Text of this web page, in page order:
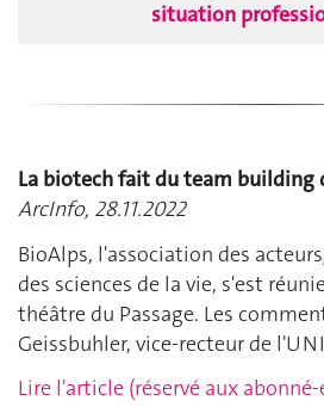
situation
La biotech fait du team building
ArcInfo, 28.11.2022
BioAlps, l'association des
des sciences de la vie, s'est
théâtre du Passage. Les
Geissbuhler, vice-recteur de
Lire l'article (réservé aux abonné-